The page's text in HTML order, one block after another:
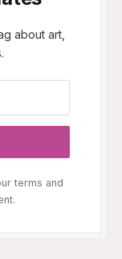
about art,
terms and